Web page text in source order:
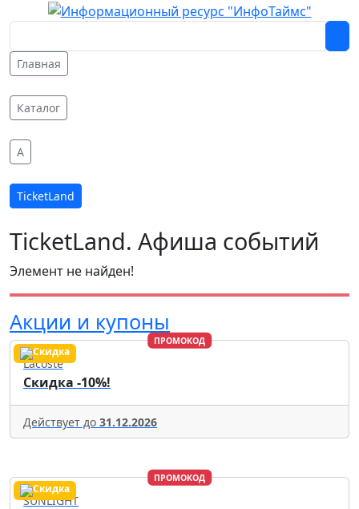
Главная
Каталог
A
TicketLand
TicketLand. Афиша событий
Элемент не найден!
Акции и купоны
ПРОМОКОД
Lacoste
Скидка -10%!
Действует до 31.12.2026
ПРОМОКОД
SUNLIGHT